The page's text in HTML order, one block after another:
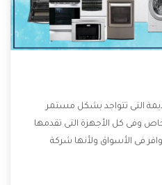
التى تتواجد بشكل مستمر
وفى كل الأجهزة التى تقدمها
فى الأسواق ولأنها شركة
التى تسهل على